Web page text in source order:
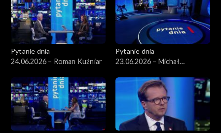
Pytanie dnia
24.06.2026 – Roman Kuźniar
Pytanie dnia
23.06.2026 – Michał